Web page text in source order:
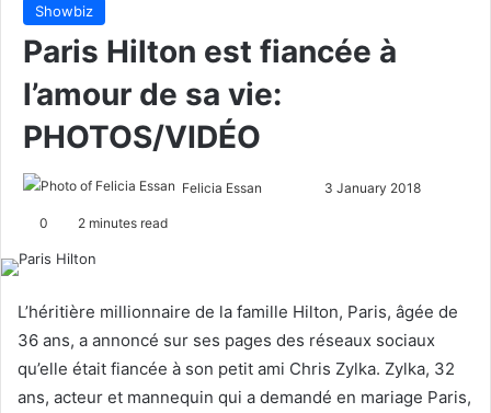
Showbiz
Paris Hilton est fiancée à
l’amour de sa vie:
PHOTOS/VIDÉO
Felicia Essan
w
o
n
X
n
e
m
a
3 January 2018
0 2 minutes read
L’héritière millionnaire de la famille Hilton, Paris, âgée de
36 ans, a annoncé sur ses pages des réseaux sociaux
qu’elle était fiancée à son petit ami Chris Zylka. Zylka, 32
ans, acteur et mannequin qui a demandé en mariage Paris,